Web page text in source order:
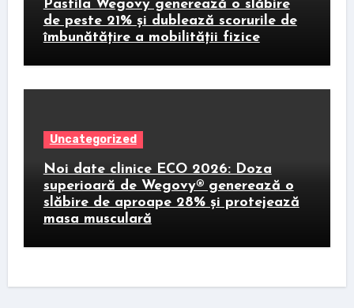
Pastila Wegovy generează o slăbire
de peste 21% și dublează scorurile de
îmbunătățire a mobilității fizice
Uncategorized
Noi date clinice ECO 2026: Doza
superioară de Wegovy® generează o
slăbire de aproape 28% și protejează
masa musculară